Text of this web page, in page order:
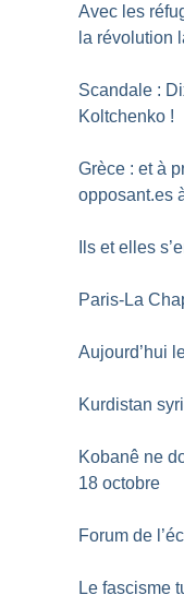
Avec les
la révolution
Scandale :
Koltchenko !
Grèce : et à
opposant.es
Ils et elles
Paris-La
Aujourd’hui
Kurdistan
Kobanê ne
18 octobre
Forum de
Le fascisme